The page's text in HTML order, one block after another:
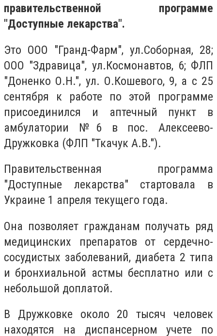
правительственной программе
"Доступные лекарства".
Это ООО "Гранд-Фарм", ул.Соборная, 28;
ООО "Здравица", ул.Космонавтов, 6; ФЛП
"Доненко О.Н.", ул. О.Кошевого, 9, а с 25
сентября к работе по этой программе
присоединился и аптечный пункт в
амбулатории №6 в пос. Алексеево-
Дружковка (ФЛП "Ткачук А.В.").
Правительственная программа
"Доступные лекарства" стартовала в
Украине 1 апреля текущего года.
Она позволяет гражданам получать ряд
медицинских препаратов от сердечно-
сосудистых заболеваний, диабета 2 типа
и бронхиальной астмы бесплатно или с
небольшой доплатой.
В Дружковке около 20 тысяч человек
находятся на диспансерном учете по